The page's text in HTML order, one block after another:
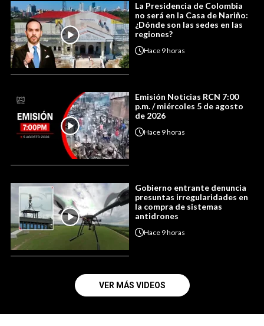
La Presidencia de Colombia
no será en la Casa de Nariño:
¿Dónde son las sedes en las
regiones?
Hace 9 horas
Emisión Noticias RCN 7:00
p.m. / miércoles 5 de agosto
de 2026
Hace 9 horas
Gobierno entrante denuncia
presuntas irregularidades en
la compra de sistemas
antidrones
Hace 9 horas
VER MÁS VIDEOS